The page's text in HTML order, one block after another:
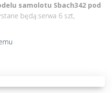
samolotu Sbach342 pod
będą:serwa 6 szt,